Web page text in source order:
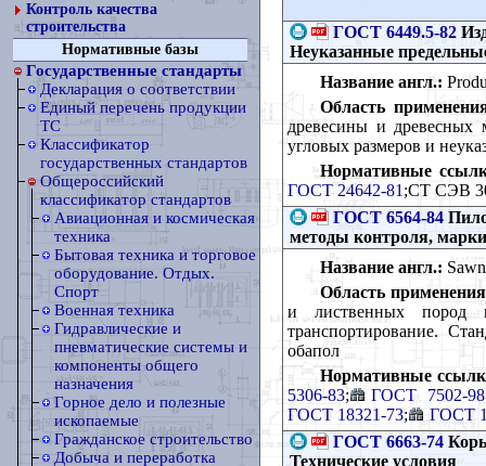
Контроль качества
строительства
Нормативные базы
Государственные стандарты
Декларация о соответствии
Единый перечень продукции
ТС
Классификатор
государственных стандартов
Общероссийский
классификатор стандартов
Авиационная и космическая
техника
Бытовая техника и торговое
оборудование. Отдых.
Спорт
Военная техника
Гидравлические и
пневматические системы и
компоненты общего
назначения
Горное дело и полезные
ископаемые
Гражданское строительство
Добыча и переработка
ГОСТ 6449.5-82
Неуказанные
Название англ.:
Область
древесины и древесных
угловых размеров и
Нормативные
ГОСТ 24642-81 ;СТ СЭВ
ГОСТ 6564-84
методы контроля,
Название англ.:
Область
и лиственных пород
транспортирование.
обапол
Нормативные
5306-83; ГОСТ 7502-98
ГОСТ 18321-73;
ГОСТ
ГОСТ 6663-74
Технические условия